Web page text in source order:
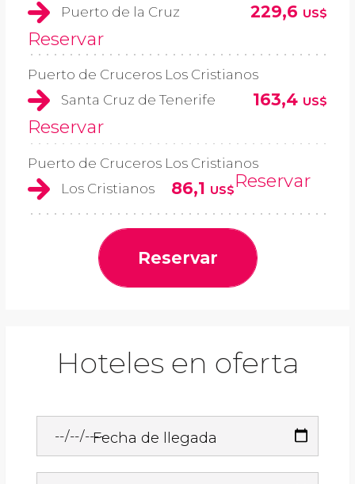
Puerto de la Cruz
229,6 US$
Reservar
Puerto de Cruceros Los Cristianos
Santa Cruz de Tenerife
163,4 US$
Reservar
Puerto de Cruceros Los Cristianos
Los Cristianos
86,1 US$Reservar
Reservar
Hoteles en oferta
Fecha de llegada